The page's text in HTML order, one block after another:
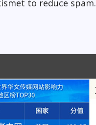
to reduce spam.